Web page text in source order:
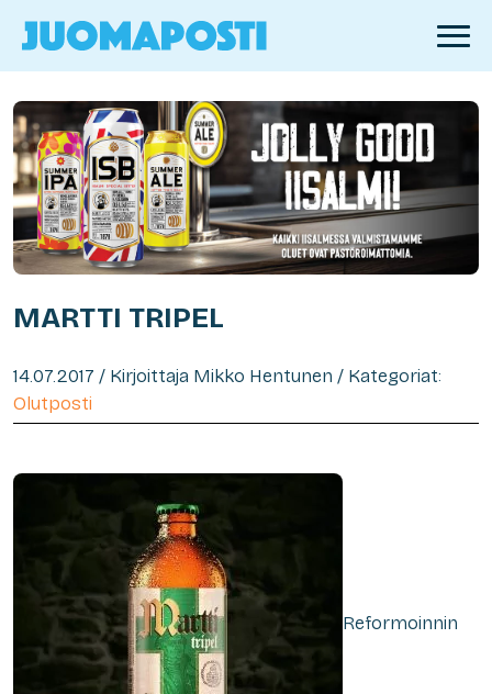
MARTTI TRIPEL
14.07.2017 / Kirjoittaja Mikko Hentunen / Kategoriat:
Olutposti
Reformoinnin